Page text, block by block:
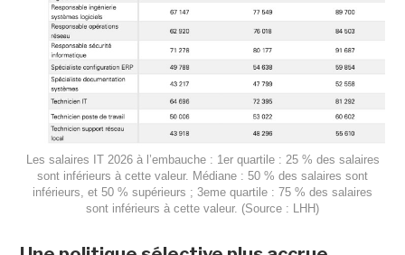
Les salaires IT 2026 à l’embauche : 1er quartile : 25 % des salaires
sont inférieurs à cette valeur. Médiane : 50 % des salaires sont
inférieurs, et 50 % supérieurs ; 3eme quartile : 75 % des salaires
sont inférieurs à cette valeur. (Source : LHH)